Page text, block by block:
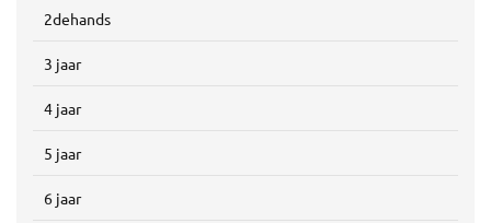
2dehands
3 jaar
4 jaar
5 jaar
6 jaar